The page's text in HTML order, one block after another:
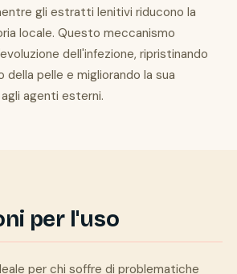
gli estratti lenitivi riducono la
locale. Questo meccanismo
dell'infezione, ripristinando
della pelle e migliorando la sua
agenti esterni.
per l'uso
per chi soffre di problematiche